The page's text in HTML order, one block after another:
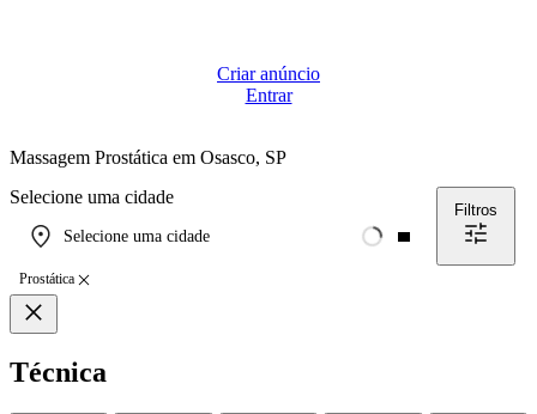
Criar anúncio
Entrar
Massagem Prostática em Osasco, SP
Selecione uma cidade
Selecione uma cidade
Filtros
Prostática
Técnica